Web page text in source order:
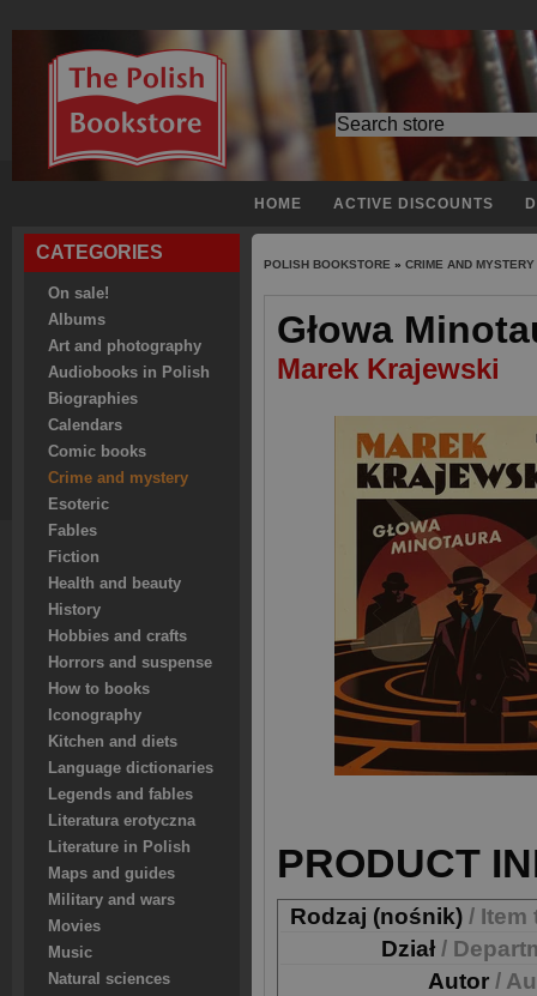
HOME ACTIVE DISCOUNTS
CATEGORIES
On sale!
Albums
Art and photography
Audiobooks in Polish
Biographies
Calendars
Comic books
Crime and mystery
Esoteric
Fables
Fiction
Health and beauty
History
Hobbies and crafts
Horrors and suspense
How to books
Iconography
Kitchen and diets
Language dictionaries
Legends and fables
Literatura erotyczna
Literature in Polish
Maps and guides
Military and wars
Movies
Music
Natural sciences
POLISH BOOKSTORE » CRIME AND MYSTERY
Głowa
Marek Krajewski
PRODUCT
Rodzaj (nośnik) / Item
Dział /
Autor /